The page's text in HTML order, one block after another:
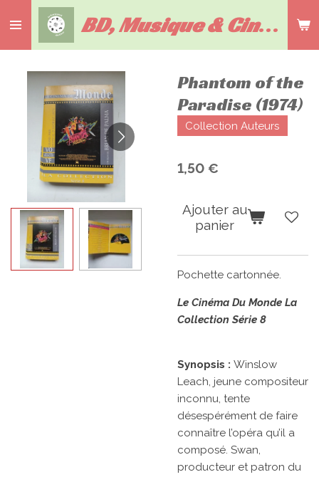
au
contenu
BD, Musique & Cinéma
Phantom of the
Paradise (1974)
Collection Auteurs
1,50 €
Ajouter au
panier
Pochette cartonnée.
Le Cinéma Du Monde La
Collection Série 8
Synopsis : Winslow
Leach, jeune compositeur
inconnu, tente
désespérément de faire
connaître l’opéra qu’il a
composé. Swan,
producteur et patron du